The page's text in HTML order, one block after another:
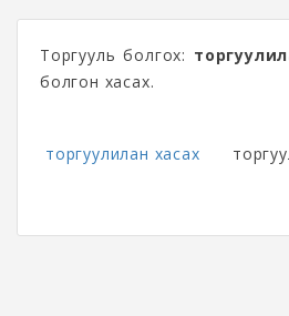
Торгууль болгох:
болгон хасах.
торгуулилан хасах